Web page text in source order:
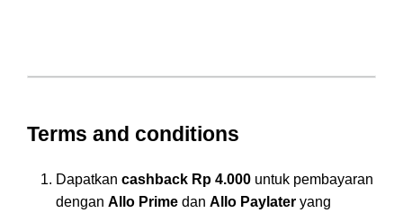
Terms and conditions
Dapatkan cashback Rp 4.000 untuk pembayaran
dengan Allo Prime dan Allo Paylater yang